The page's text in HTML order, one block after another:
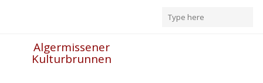
Algermissener
Kulturbrunnen